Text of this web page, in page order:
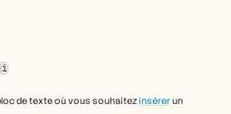
de texte où vous souhaitez insérer un